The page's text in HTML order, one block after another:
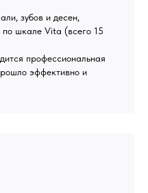
зубов и десен,
по шкале Vita (всего 15
профессиональная
эффективно и